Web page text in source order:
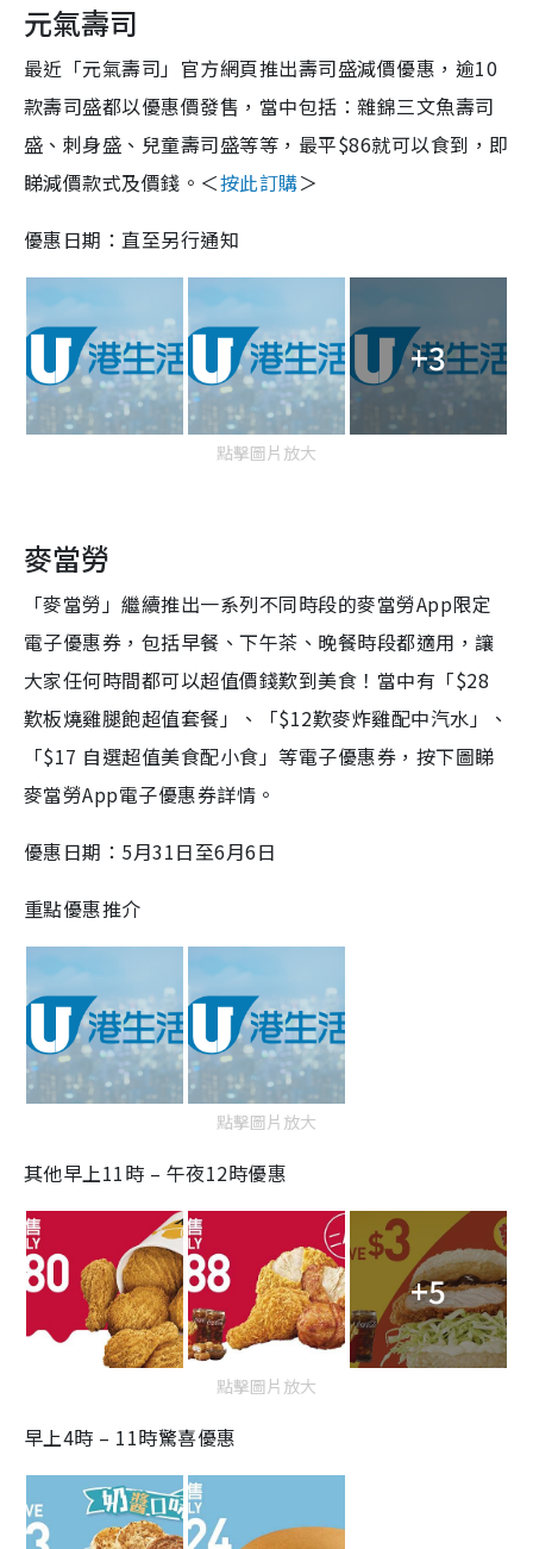
元氣壽司
最近「元氣壽司」官方網頁推出壽司盛減價優惠，逾10
款壽司盛都以優惠價發售，當中包括：雜錦三文魚壽司
盛、刺身盛、兒童壽司盛等等，最平$86就可以食到，即
睇減價款式及價錢。＜按此訂購＞
優惠日期：直至另行通知
+3
點擊圖片放大
麥當勞
「麥當勞」繼續推出一系列不同時段的麥當勞App限定
電子優惠券，包括早餐、下午茶、晚餐時段都適用，讓
大家任何時間都可以超值價錢歎到美食！當中有「$28
歎板燒雞腿飽超值套餐」、「$12歎麥炸雞配中汽水」、
「$17 自選超值美食配小食」等電子優惠券，按下圖睇
麥當勞App電子優惠券詳情。
優惠日期：5月31日至6月6日
重點優惠推介
點擊圖片放大
其他早上11時 – 午夜12時優惠
+5
點擊圖片放大
早上4時 – 11時驚喜優惠